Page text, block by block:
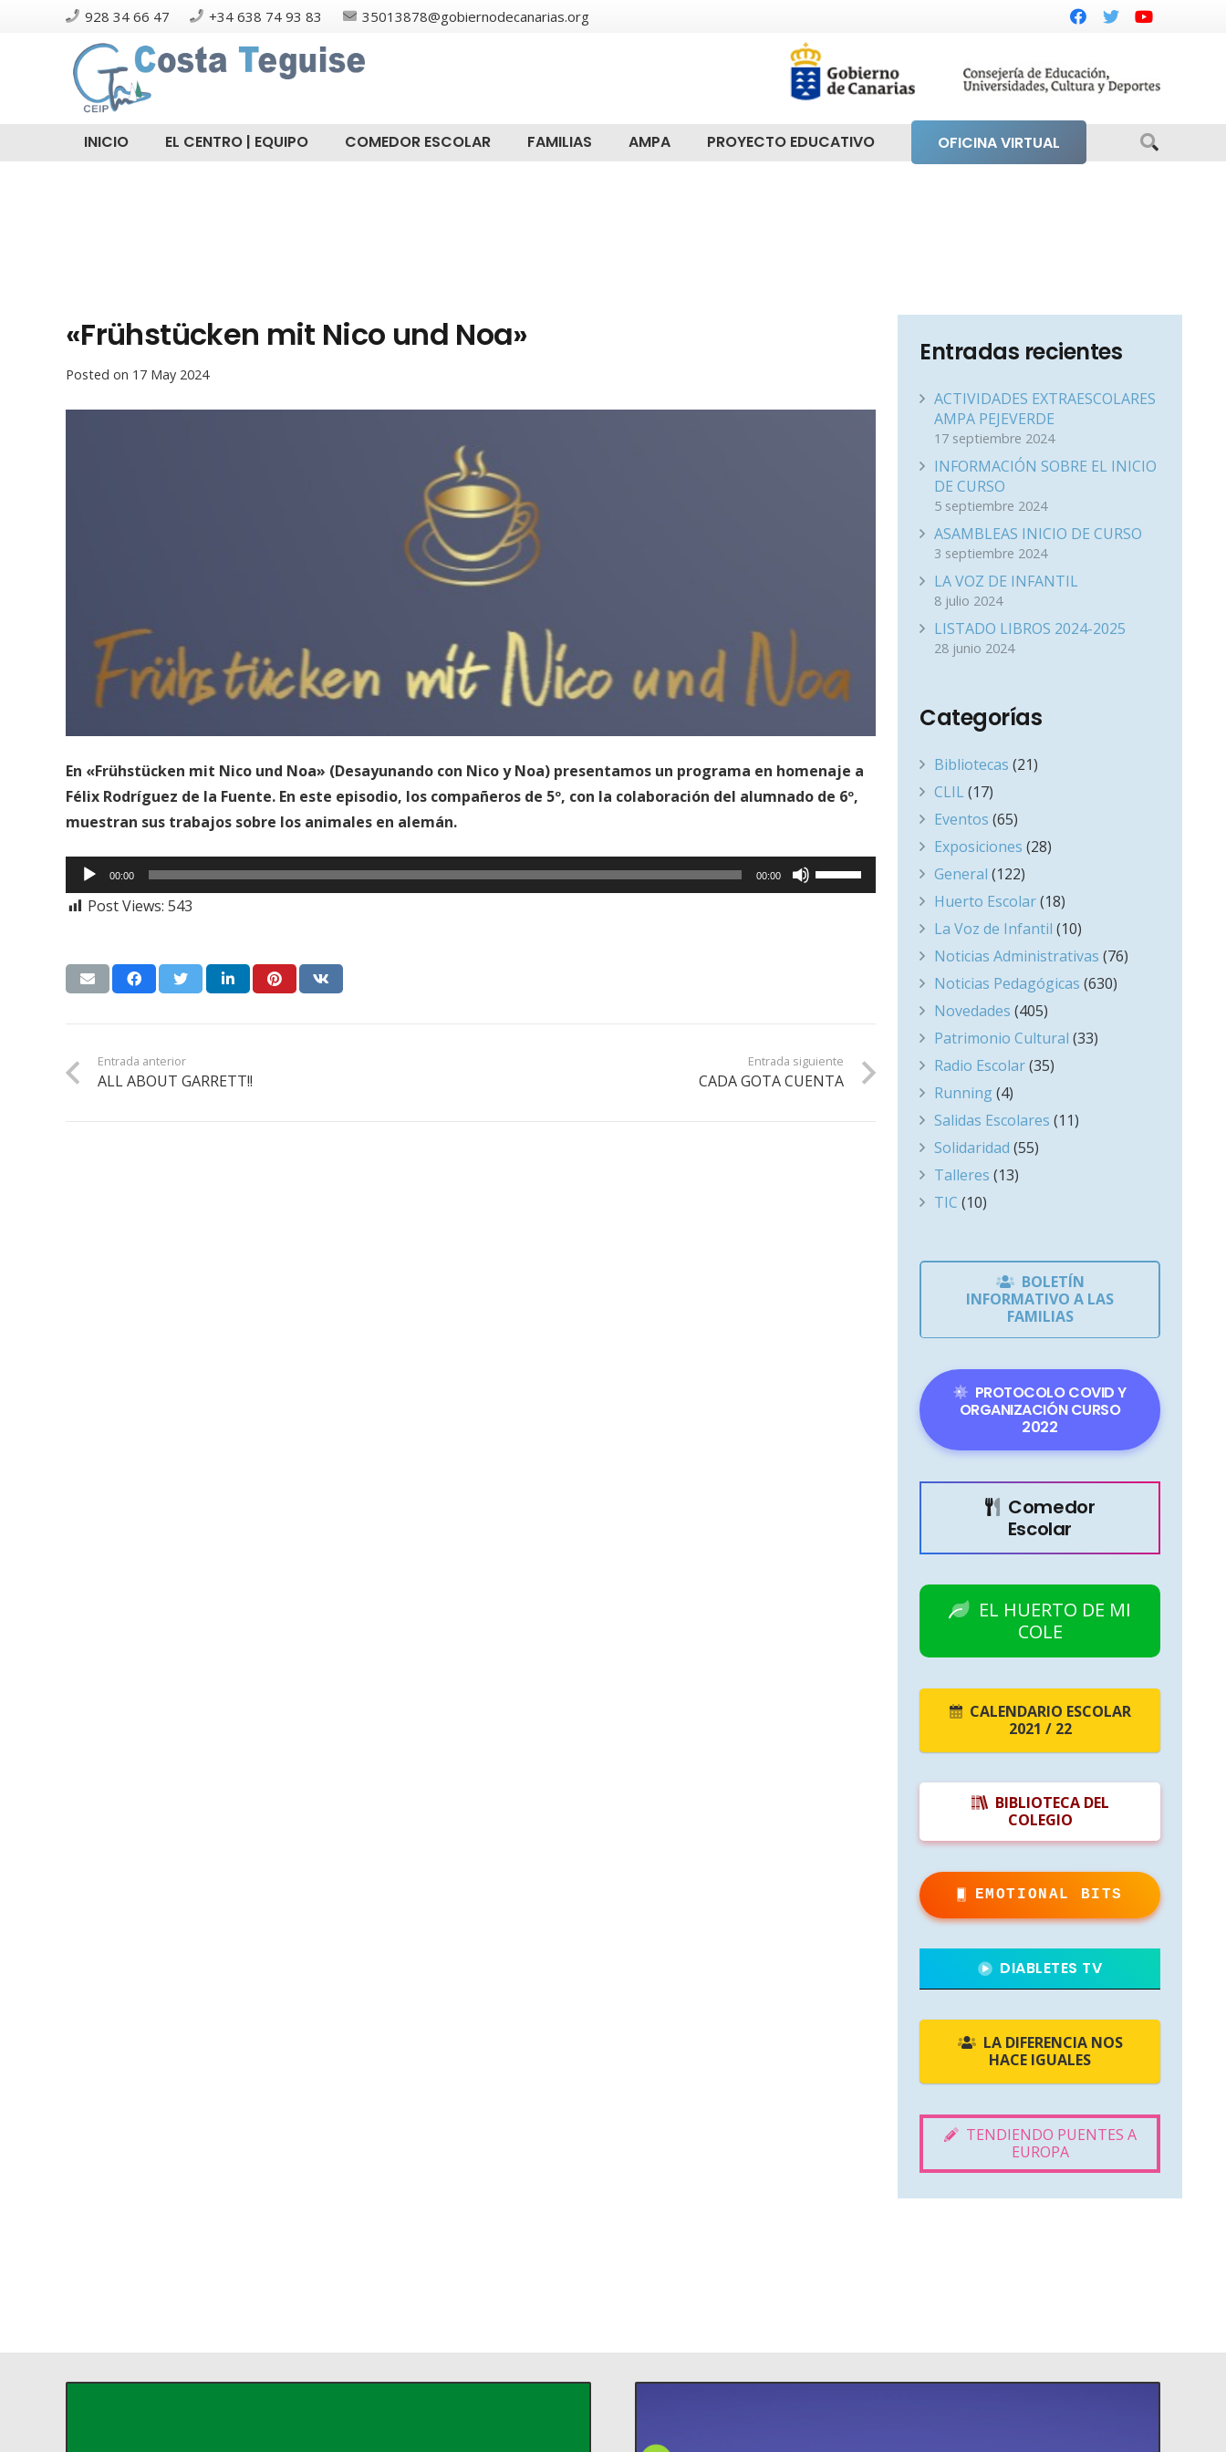
928 34 66 47 +34 638 74 93 83 35013878@gobiernodecanarias.org
INICIO EL CENTRO | EQUIPO COMEDOR ESCOLAR FAMILIAS AMPA PROYECTO EDUCATIVO OFICINA VIRTUAL
«Frühstücken mit Nico und Noa»
Posted on 17 May 2024
En «Frühstücken mit Nico und Noa» (Desayunando con Nico y Noa) presentamos un programa en homenaje a
Félix Rodríguez de la Fuente. En este episodio, los compañeros de 5º, con la colaboración del alumnado de 6º,
muestran sus trabajos sobre los animales en alemán.
Reproductor
de
00:00 00:00
Utiliza
las
o
Post Views: 543
Entrada anterior
ALL ABOUT GARRETT!!
Entrada siguiente
CADA GOTA CUENTA
Entradas recientes
ACTIVIDADES EXTRAESCOLARES
AMPA PEJEVERDE
17 septiembre 2024
INFORMACIÓN SOBRE EL INICIO
DE CURSO
5 septiembre 2024
ASAMBLEAS INICIO DE CURSO
3 septiembre 2024
LA VOZ DE INFANTIL
8 julio 2024
LISTADO LIBROS 2024-2025
28 junio 2024
Categorías
Bibliotecas (21)
CLIL (17)
Eventos (65)
Exposiciones (28)
General (122)
Huerto Escolar(18)
La Voz de Infantil (10)
Noticias Administrativas (76)
Noticias Pedagógicas (630)
Novedades (405)
Patrimonio Cultural (33)
Radio Escolar(35)
Running(4)
Salidas Escolares (11)
Solidaridad (55)
Talleres (13)
TIC (10)
BOLETÍN
INFORMATIVO A LAS
FAMILIAS
PROTOCOLO COVID Y
ORGANIZACIÓN CURSO
2022
Comedor
Escolar
EL HUERTO DE MI
COLE
CALENDARIO ESCOLAR
2021 / 22
BIBLIOTECA DEL
COLEGIO
EMOTIONAL BITS
DIABLETES TV
LA DIFERENCIA NOS
HACE IGUALES
TENDIENDO PUENTES A
EUROPA